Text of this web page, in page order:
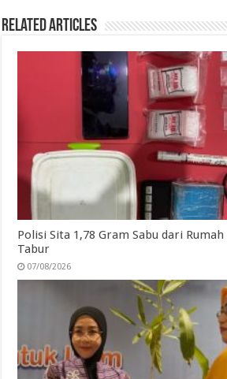
Related Articles
Polisi Sita 1,78 Gram Sabu dari
Tabur
07/08/2026